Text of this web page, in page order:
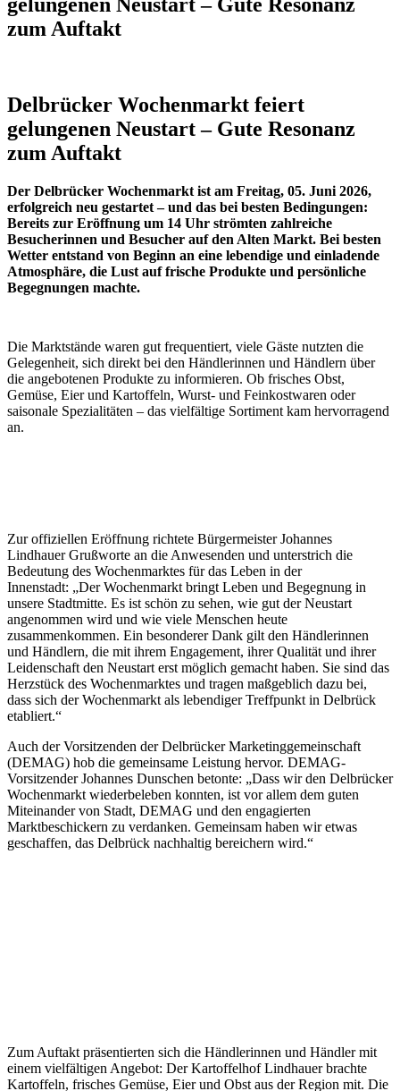
zum Auftakt
Delbrücker Wochenmarkt feiert
gelungenen Neustart – Gute Resonanz
zum Auftakt
Der Delbrücker Wochenmarkt ist am Freitag, 05. Juni 2026,
erfolgreich neu gestartet – und das bei besten Bedingungen:
Bereits zur Eröffnung um 14 Uhr strömten zahlreiche
Besucherinnen und Besucher auf den Alten Markt. Bei besten
Wetter entstand von Beginn an eine lebendige und einladende
Atmosphäre, die Lust auf frische Produkte und persönliche
Begegnungen machte.
Die Marktstände waren gut frequentiert, viele Gäste nutzten die
Gelegenheit, sich direkt bei den Händlerinnen und Händlern über
die angebotenen Produkte zu informieren. Ob frisches Obst,
Gemüse, Eier und Kartoffeln, Wurst- und Feinkostwaren oder
saisonale Spezialitäten – das vielfältige Sortiment kam hervorragend
an.
Zur offiziellen Eröffnung richtete Bürgermeister Johannes
Lindhauer Grußworte an die Anwesenden und unterstrich die
Bedeutung des Wochenmarktes für das Leben in der
Innenstadt: „Der Wochenmarkt bringt Leben und Begegnung in
unsere Stadtmitte. Es ist schön zu sehen, wie gut der Neustart
angenommen wird und wie viele Menschen heute
zusammenkommen. Ein besonderer Dank gilt den Händlerinnen
und Händlern, die mit ihrem Engagement, ihrer Qualität und ihrer
Leidenschaft den Neustart erst möglich gemacht haben. Sie sind das
Herzstück des Wochenmarktes und tragen maßgeblich dazu bei,
dass sich der Wochenmarkt als lebendiger Treffpunkt in Delbrück
etabliert.“
Auch der Vorsitzenden der Delbrücker Marketinggemeinschaft
(DEMAG) hob die gemeinsame Leistung hervor. DEMAG-
Vorsitzender Johannes Dunschen betonte: „Dass wir den Delbrücker
Wochenmarkt wiederbeleben konnten, ist vor allem dem guten
Miteinander von Stadt, DEMAG und den engagierten
Marktbeschickern zu verdanken. Gemeinsam haben wir etwas
geschaffen, das Delbrück nachhaltig bereichern wird.“
Zum Auftakt präsentierten sich die Händlerinnen und Händler mit
einem vielfältigen Angebot: Der Kartoffelhof Lindhauer brachte
Kartoffeln, frisches Gemüse, Eier und Obst aus der Region mit. Die